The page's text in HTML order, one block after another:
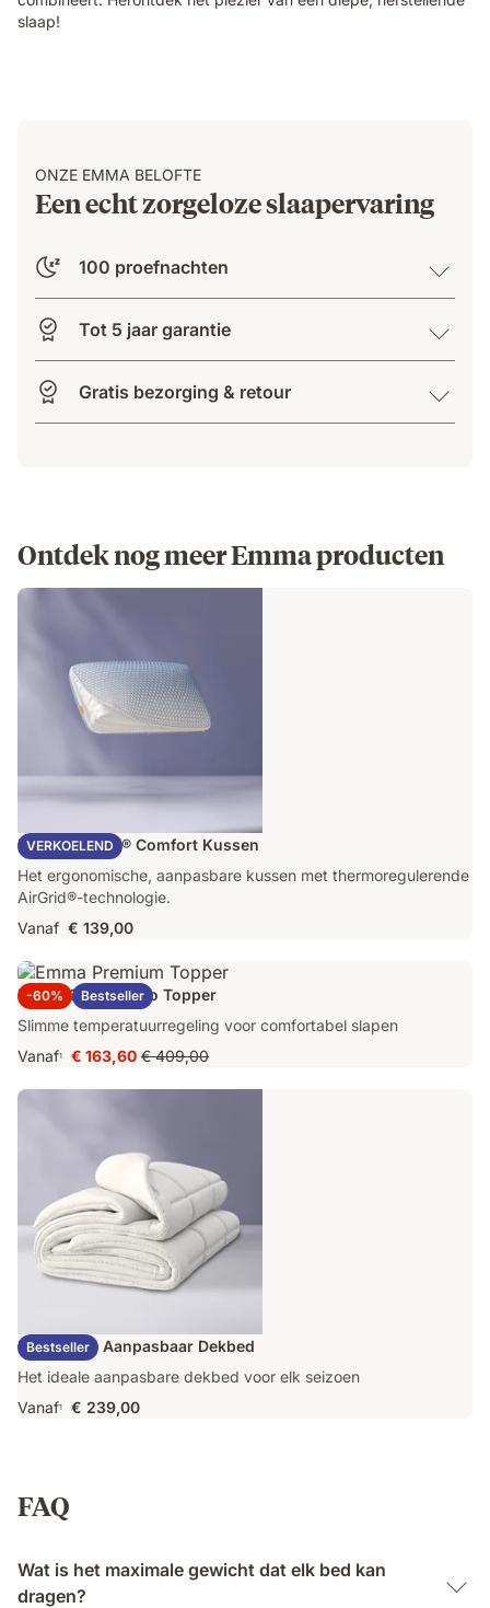
slaap!
ONZE EMMA BELOFTE
Een echt zorgeloze slaapervaring
100 proefnachten
Tot 5 jaar garantie
Gratis bezorging & retour
Ontdek nog meer Emma producten
VERKOELEND
Emma AirGrid® Comfort Kussen
Het ergonomische, aanpasbare kussen met thermoregulerende
AirGrid®-technologie.
Vanaf € 139,00
-60% Bestseller
Emma Original Pro Topper
Slimme temperatuurregeling voor comfortabel slapen
Vanaf1
Prijs
€ 163,60
€ 163,60 Oorspronkelijke
prijs
€ 409,00
Bestseller
Emma Duo Aanpasbaar Dekbed
Het ideale aanpasbare dekbed voor elk seizoen
Vanaf1 € 239,00
FAQ
Wat is het maximale gewicht dat elk bed kan
dragen?